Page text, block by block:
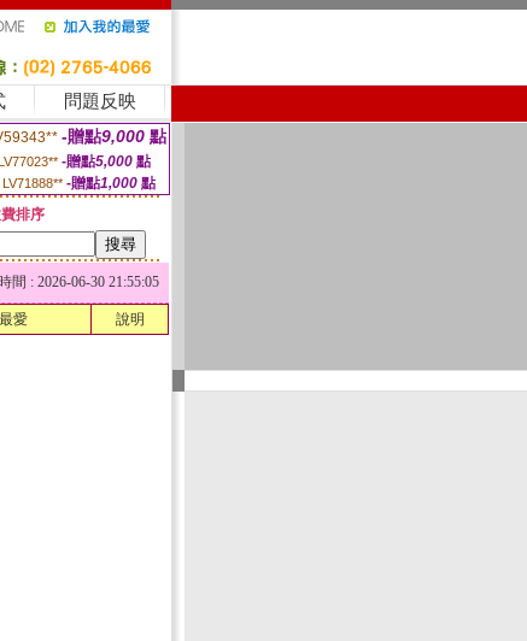
問題反映
-贈點9,000 點
-贈點5,000點
LV71888** -贈點1,000 點
排序
間 : 2026-06-30 21:55:05
愛 說明